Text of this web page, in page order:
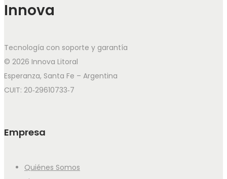
Innova
Tecnología con soporte y garantía
© 2026 Innova Litoral
Esperanza, Santa Fe – Argentina
CUIT: 20‑29610733‑7
Empresa
Quiénes Somos